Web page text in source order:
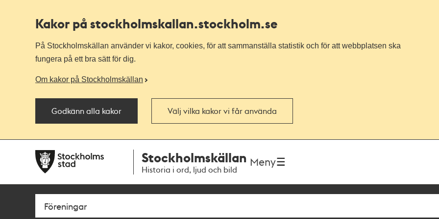
Kakor på stockholmskallan.stockholm.se
På Stockholmskällan använder vi kakor, cookies, för att sammanställa statistik och för att webbplatsen ska
fungera på ett bra sätt för dig.
Om kakor på Stockholmskällan
Godkänn alla kakor Välj vilka kakor vi får använda
navigationen
huvudinnehållet
Stockholmskällan
Historia i ord, ljud och bild
Meny
Sök